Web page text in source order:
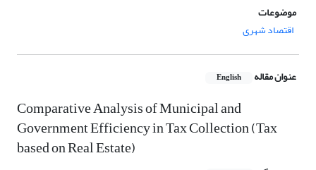
موضوعات
اقتصاد شهری
عنوان مقاله English
Comparative Analysis of Municipal and
Government Efficiency in Tax Collection (Tax
based on Real Estate)